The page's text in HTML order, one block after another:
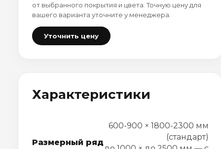
от выбранного покрытия и цвета. Точную цену для
вашего варианта уточните у менеджера.
Уточнить цену
Характеристики
Размерный ряд
600-900 × 1800-2300 мм
(стандарт)